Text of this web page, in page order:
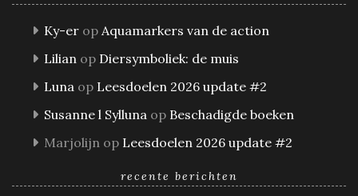
Ky-er op Aquamarkers van de action
Lilian op Diersymboliek: de muis
Luna op Leesdoelen 2026 update #2
Susanne l Sylluna op Beschadigde boeken
Marjolijn op Leesdoelen 2026 update #2
recente berichten